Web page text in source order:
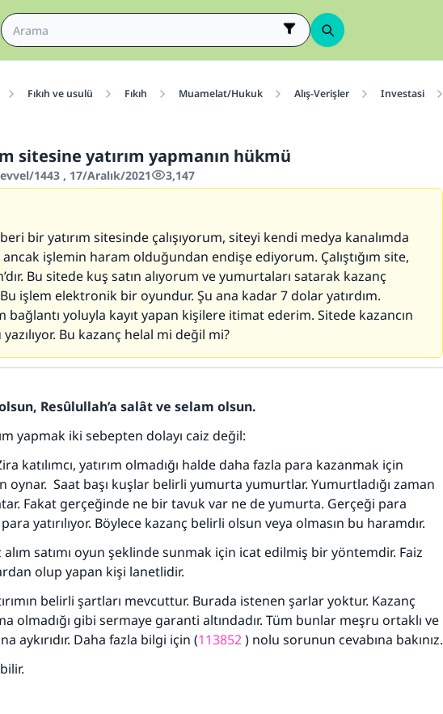
Fıkıh ve usulü Fıkıh Muamelat/Hukuk Alış-Verişler Investasi
sitesine yatırım yapmanın hükmü
1443 , 17/Aralık/2021 3,147
bir yatırım sitesinde çalışıyorum, siteyi kendi medya kanalımda
ancak işlemin haram olduğundan endişe ediyorum. Çalıştığım site,
Bu sitede kuş satın alıyorum ve yumurtaları satarak kazanç
Bu işlem elektronik bir oyundur. Şu ana kadar 7 dolar yatırdım.
bağlantı yoluyla kayıt yapan kişilere itimat ederim. Sitede kazancın
yazılıyor. Bu kazanç helal mi değil mi?
Resûlullah’a salât ve selam olsun.
yapmak iki sebepten dolayı caiz değil:
katılımcı, yatırım olmadığı halde daha fazla para kazanmak için
oynar. Saat başı kuşlar belirli yumurta yumurtlar. Yumurtladığı zaman
Fakat gerçeğinde ne bir tavuk var ne de yumurta. Gerçeği para
yatırılıyor. Böylece kazanç belirli olsun veya olmasın bu haramdır.
alım satımı oyun şeklinde sunmak için icat edilmiş bir yöntemdir. Faiz
olup yapan kişi lanetlidir.
belirli şartları mevcuttur. Burada istenen şarlar yoktur. Kazanç
olmadığı gibi sermaye garanti altındadır. Tüm bunlar meşru ortaklı ve
aykırıdır. Daha fazla bilgi için (113852) nolu sorunun cevabına bakınız.
110845 Nolu Cevap, bir evliliği kurtardı.
Ümmete cevapları ulaştırmak için bizi destekle
Rasulullah ﷺ şöyle dedi:
kim bir hayra yol gösterirse , hayrı yapan kişinin sevabı kadar
ona sevap yazılır.